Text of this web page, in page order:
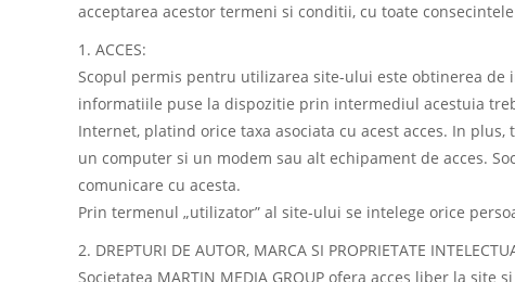
acceptarea acestor termeni si conditii, cu toate
1. ACCES:
Scopul permis pentru utilizarea site-ului este obtinerea de
informatiile puse la dispozitie prin intermediul acestuia
Internet, platind orice taxa asociata cu acest acces. In
un computer si un modem sau alt echipament de acces.
comunicare cu acesta.
Prin termenul „utilizator” al site-ului se intelege orice
2. DREPTURI DE AUTOR, MARCA SI PROPRIETATE
Societatea MARTIN MEDIA GROUP ofera acces liber la